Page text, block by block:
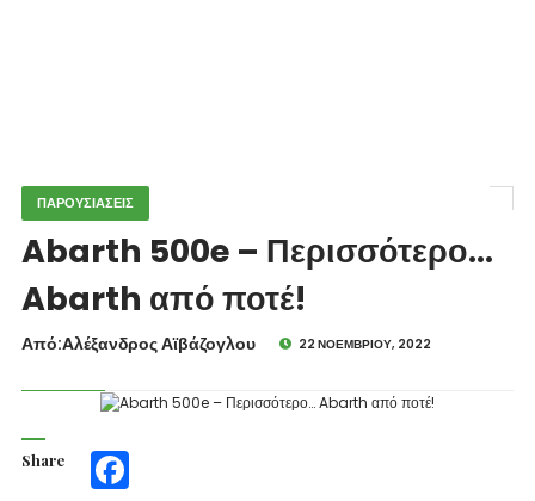
ΠΑΡΟΥΣΙΑΣΕΙΣ
Abarth 500e – Περισσότερο…
Abarth από ποτέ!
Από:Aλέξανδρος Αϊβάζογλου 22 ΝΟΕΜΒΡΊΟΥ, 2022
Share Facebook